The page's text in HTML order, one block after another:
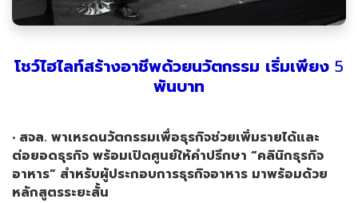
โชว์ไฮไลท์สร้างอาชีพด้วยนวัตกรรม เริ่มเพียง 5
พันบาท
• สจล. พาเหรดนวัตกรรมเพื่อธุรกิจช่วยเพิ่มรายได้และ
ต่อยอดธุรกิจ พร้อมเปิดศูนย์ให้คำปรึกษา “คลินิกธุรกิจ
อาหาร” สำหรับผู้ประกอบการธุรกิจอาหาร มาพร้อมด้วย
หลักสูตรระยะสั้น